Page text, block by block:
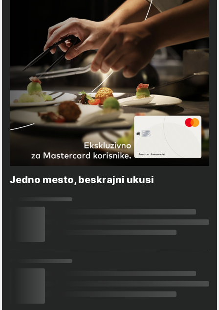
Jedno mesto, beskrajni ukusi